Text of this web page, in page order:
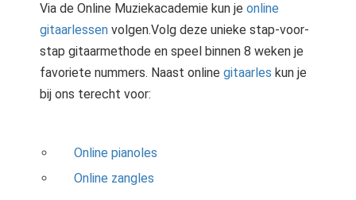
Via de Online Muziekacademie kun je online
gitaarlessen volgen.Volg deze unieke stap-voor-
stap gitaarmethode en speel binnen 8 weken je
favoriete nummers. Naast online gitaarles kun je
bij ons terecht voor:
Online pianoles
Online zangles